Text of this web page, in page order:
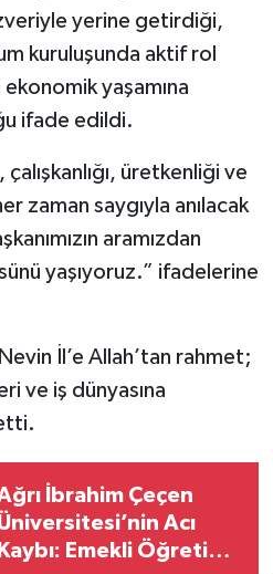
yerine getirdiği,
kuruluşunda aktif rol
yaşamına
ifade edildi.
üretkenliği ve
zaman saygıyla anılacak
aramızdan
yaşıyoruz.” ifadelerine
İl’e Allah’tan rahmet;
ve iş dünyasına
İbrahim Çeçen
Acı
Kaybı: Emekli Öğretim